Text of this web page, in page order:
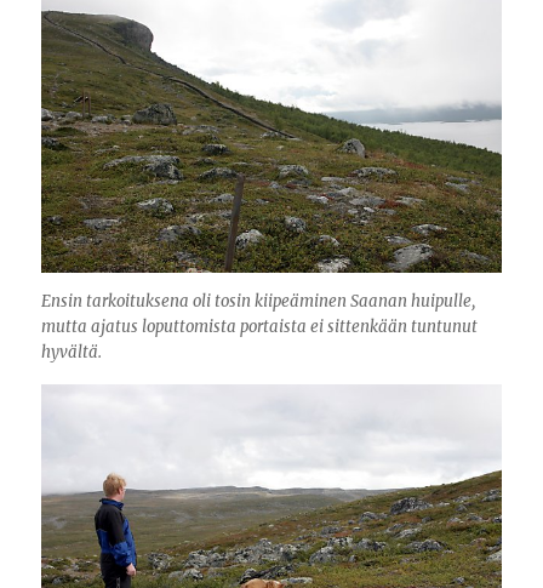
Ensin tarkoituksena oli tosin kiipeäminen Saanan huipulle,
mutta ajatus loputtomista portaista ei sittenkään tuntunut
hyvältä.